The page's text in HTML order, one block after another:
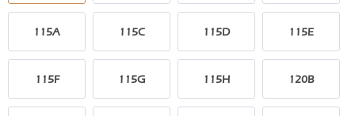
115A 115C 115D 115E
115F 115G 115H 120B